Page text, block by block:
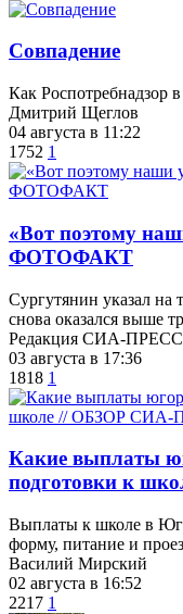
​Совпадение
Как Роспотребнадзор
Дмитрий Щеглов
04 августа в 11:22
1752 1
«Вот поэтому
ФОТОФАКТ
Сургутянин указал на
снова оказался выше
Редакция СИА-ПРЕСС
03 августа в 17:36
1818 1
Какие выплаты
подготовки к
Выплаты к школе в
форму, питание и
Василий Мирский
02 августа в 16:52
2217 1